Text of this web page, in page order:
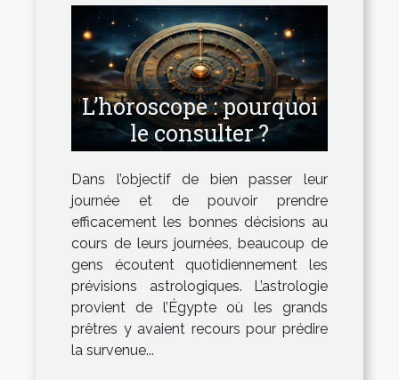
L’horoscope : pourquoi
le consulter ?
Dans l’objectif de bien passer leur
journée et de pouvoir prendre
efficacement les bonnes décisions au
cours de leurs journées, beaucoup de
gens écoutent quotidiennement les
prévisions astrologiques. L’astrologie
provient de l’Égypte où les grands
prêtres y avaient recours pour prédire
la survenue...